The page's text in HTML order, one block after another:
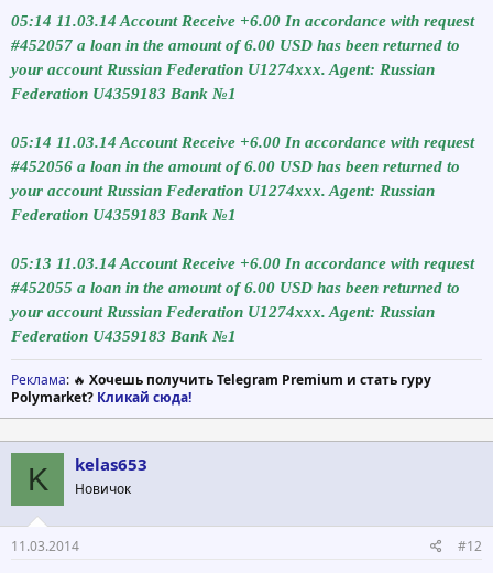
05:14 11.03.14 Account Receive +6.00 In accordance with request
#452057 a loan in the amount of 6.00 USD has been returned to
your account Russian Federation U1274xxx. Agent: Russian
Federation U4359183 Bank №1
05:14 11.03.14 Account Receive +6.00 In accordance with request
#452056 a loan in the amount of 6.00 USD has been returned to
your account Russian Federation U1274xxx. Agent: Russian
Federation U4359183 Bank №1
05:13 11.03.14 Account Receive +6.00 In accordance with request
#452055 a loan in the amount of 6.00 USD has been returned to
your account Russian Federation U1274xxx. Agent: Russian
Federation U4359183 Bank №1
Реклама: 🔥 Хочешь получить Telegram Premium и стать гуру
Polymarket? Кликай сюда!
K kelas653
Новичок
11.03.2014 #12